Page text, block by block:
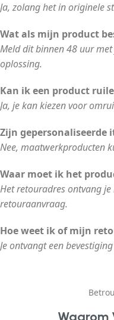
Ja, zolang het in originele
Wat als mijn product
Meld dit binnen 48 uur
oplossing.
Kan ik een product
Ja, je kan kiezen voor
Zijn gepersonaliseerde
Nee, maatwerkproducten
Waar moet ik het
Het retouradres ontvang
retouraanvraag.
Hoe weet ik of mijn
Je ontvangt een